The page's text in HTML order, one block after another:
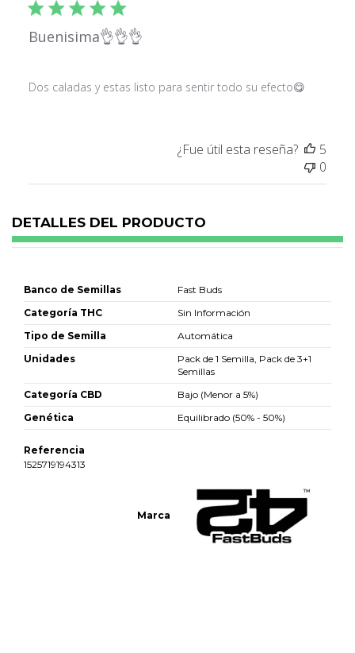
Buenisima👌👌👌
Dos caladas y estas listo para sentir todo su efecto😋
¿Fue útil esta reseña?
5
0
DETALLES DEL PRODUCTO
Banco de Semillas
Fast Buds
Categoría THC
Sin Información
Tipo de Semilla
Automática
Unidades
Pack de 1 Semilla, Pack de 3+1
Semillas
Categoría CBD
Bajo (Menor a 5%)
Genética
Equilibrado (50% - 50%)
Marca
Referencia
1525719194313